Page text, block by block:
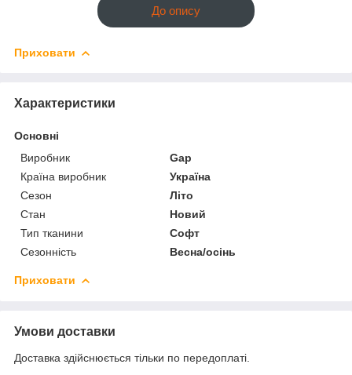
До опису
Приховати
Характеристики
Основні
Виробник
Gap
Країна виробник
Україна
Сезон
Літо
Стан
Новий
Тип тканини
Софт
Сезонність
Весна/осінь
Приховати
Умови доставки
Доставка здійснюється тільки по передоплаті.